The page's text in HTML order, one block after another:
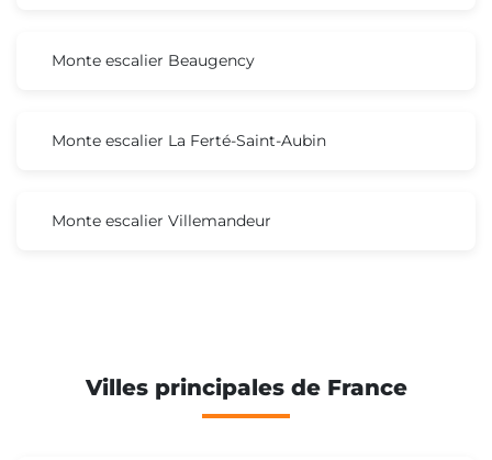
Monte escalier Beaugency
Monte escalier La Ferté-Saint-Aubin
Monte escalier Villemandeur
Villes principales de France